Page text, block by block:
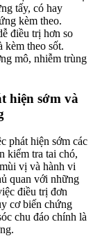
tấy, có hay
kèm theo.
điều trị hơn so
kèm theo sốt.
mô, nhiễm trùng
hiện sớm và
phát hiện sớm các
kiểm tra tai chó,
vị và hành vi
quan với những
điều trị đơn
cơ biến chứng
chu đáo chính là